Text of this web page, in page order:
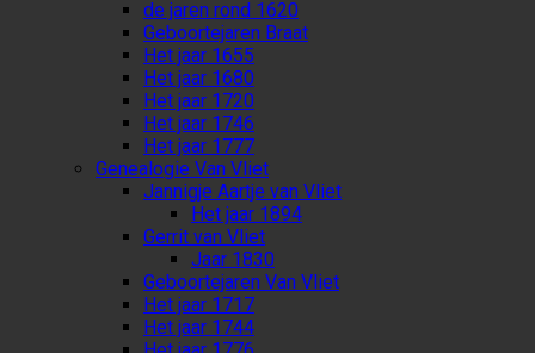
de jaren rond 1620
Geboortejaren Braat
Het jaar 1655
Het jaar 1680
Het jaar 1720
Het jaar 1746
Het jaar 1777
Genealogie Van Vliet
Jannigje Aartje van Vliet
Het jaar 1894
Gerrit van Vliet
Jaar 1830
Geboortejaren Van Vliet
Het jaar 1717
Het jaar 1744